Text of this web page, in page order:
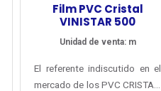
Film PVC Cristal
VINISTAR 500
Unidad de venta: m
El referente indiscutido en el
mercado de los PVC CRISTAL,